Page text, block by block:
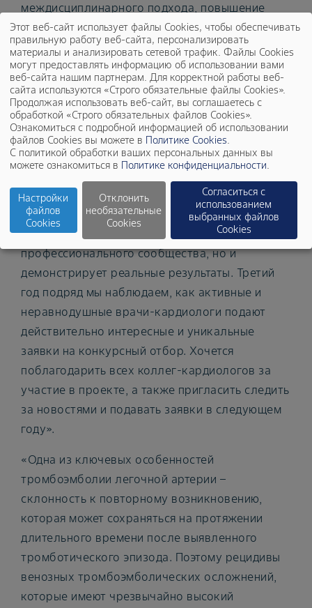
междисциплинарного подхода, повышение
приверженности пациентов, перенесших ТЭЛА,
возможность внедрения предлагаемой
методики в реальную клиническую практику и
общая социально-экономическая значимость
проекта.
По итогам заседания экспертного жюри
Президент Российского кардиологического
общества, академик РАН Евгений
Владимирович Шляхто сообщил: «Мы рады,
что наша совместная инициатива с компанией
Bayer не только привлекает интерес
профессионального сообщества, но и
демонстрирует реальные результаты. Третий
год подряд мы наблюдаем, как активные и
неравнодушные врачи-кардиологи подают
действительно интересные и уникальные
заявки на конкурсный отбор. Хочется
поблагодарить всех коллег-кардиологов за
участие в проекте, а также пригласить следить
за новостями и подавать заявки в следующем
году».
«Одна из ключевых особенностей
тромбоэмболии легочной артерии –
склонность к повторному возникновению,
которая может сохраняться на протяжении
длительного времени после выявленного
тромботического эпизода. Поэтому рецидивы
венозных тромбоэмболических осложнений,
которые имеют чрезвычайно высокий
Этот веб-сайт использует файлы Cookies, чтобы обеспечивать
правильную работу веб-сайта, персонализировать
материалы и анализировать сетевой трафик. Файлы Cookies
могут предоставлять информацию об использовании вами
веб-сайта нашим партнерам. Для корректной работы веб-
сайта используются «Строго обязательные файлы Cookies».
Продолжая использовать веб-сайт, вы соглашаетесь с
обработкой «Строго обязательных файлов Cookies».
Ознакомиться с подробной информацией об использовании
файлов Cookies вы можете в Политике Cookies.
С политикой обработки ваших персональных данных вы
можете ознакомиться в Политике конфиденциальности.
Настройки
файлов
Cookies
Отклонить
необязательные
Cookies
Согласиться с
использованием
выбранных файлов
Cookies